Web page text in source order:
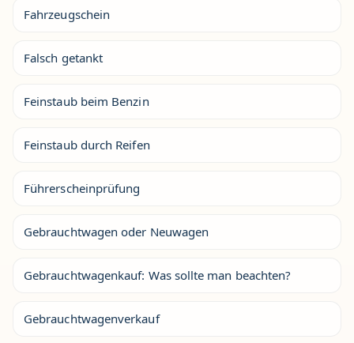
Fahrzeugschein
Falsch getankt
Feinstaub beim Benzin
Feinstaub durch Reifen
Führerscheinprüfung
Gebrauchtwagen oder Neuwagen
Gebrauchtwagenkauf: Was sollte man beachten?
Gebrauchtwagenverkauf